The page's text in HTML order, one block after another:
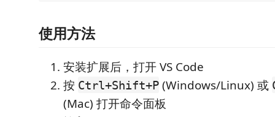
使用方法
安装扩展后，打开 VS Code
按 Ctrl+Shift+P (Windows/Linux) 或
(Mac) 打开命令面板